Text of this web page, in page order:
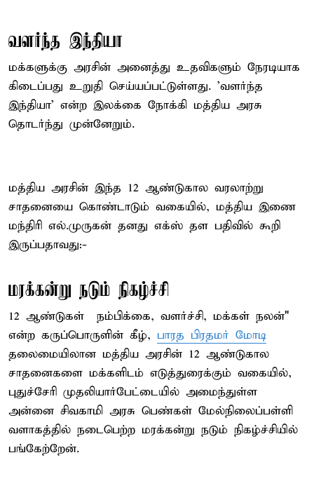
வளர்ந்த இந்தியா
மக்களுக்கு அரசின் அனைத்து உதவிகளும் நேரடியாக
கிடைப்பது உறுதி செய்யப்பட்டுள்ளது. 'வளர்ந்த
இந்தியா' என்ற இலக்கை நோக்கி மத்திய அரசு
தொடர்ந்து முன்னேறும்.
மத்திய அரசின் இந்த 12 ஆண்டுகால வரலாற்று
சாதனையை கொண்டாடும் வகையில், மத்திய இணை
மந்திரி எல்.முருகன் தனது எக்ஸ் தள பதிவில் கூறி
இருப்பதாவது:-
மரக்கன்று நடும் நிகழ்ச்சி
12 ஆண்டுகள் – நம்பிக்கை, வளர்ச்சி, மக்கள் நலன்"
என்ற கருப்பொருளின் கீழ், பாரத பிரதமர் மோடி
தலைமையிலான மத்திய அரசின் 12 ஆண்டுகால
சாதனைகளை மக்களிடம் எடுத்துரைக்கும் வகையில்,
புதுச்சேரி முதலியார்பேட்டையில் அமைந்துள்ள
அன்னை சிவகாமி அரசு பெண்கள் மேல்நிலைப்பள்ளி
வளாகத்தில் நடைபெற்ற மரக்கன்று நடும் நிகழ்ச்சியில்
பங்கேற்றேன்.